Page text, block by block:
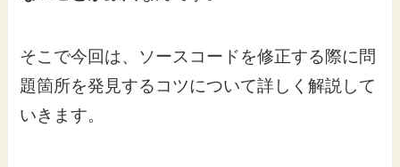
そこで今回は、ソースコードを修正する際に問
題箇所を発見するコツについて詳しく解説して
いきます。